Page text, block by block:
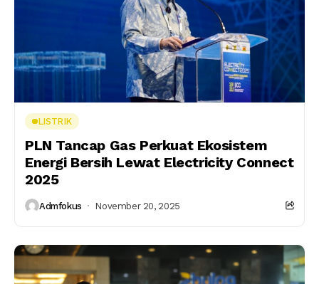
LISTRIK
PLN Tancap Gas Perkuat Ekosistem
Energi Bersih Lewat Electricity Connect
2025
Admfokus November 20, 2025